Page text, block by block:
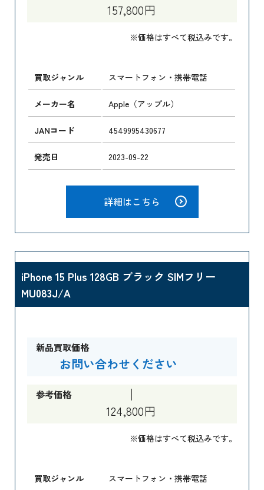
157,800円
※価格はすべて税込みです。
買取ジャンル スマートフォン・携帯電話
メーカー名 Apple（アップル）
JANコード 4549995430677
発売日 2023-09-22
詳細はこちら
iPhone 15 Plus 128GB ブラック SIMフリー
MU083J/A
新品買取価格
お問い合わせください
参考価格
124,800円
※価格はすべて税込みです。
買取ジャンル スマートフォン・携帯電話